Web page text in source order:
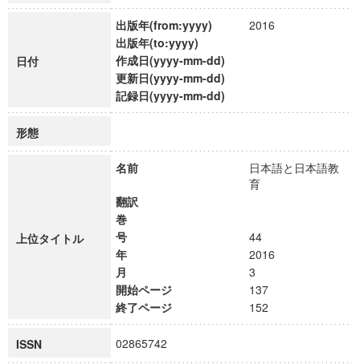
日付
出版年(from:yyyy)
2016
出版年(to:yyyy)
作成日(yyyy-mm-dd)
更新日(yyyy-mm-dd)
記録日(yyyy-mm-dd)
形態
上位タイトル
名前
日本語と日本語教
育
翻訳
巻
号
44
年
2016
月
3
開始ページ
137
終了ページ
152
ISSN 02865742